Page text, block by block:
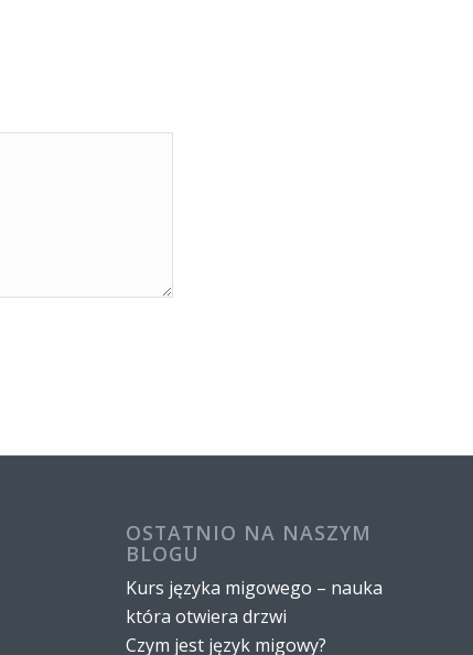
OSTATNIO NA NASZYM
BLOGU
Kurs języka migowego – nauka
która otwiera drzwi
Czym jest język migowy?